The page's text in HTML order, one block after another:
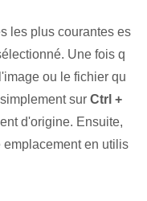
les plus courantes es
Une fois q
ou le fichier qu
sur Ctrl +
d'origine. Ensuite,
en utilis